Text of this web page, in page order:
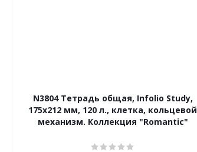
N3804 Тетрадь общая, Infolio Study,
175х212 мм, 120 л., клетка, кольцевой
механизм. Коллекция "Romantic"